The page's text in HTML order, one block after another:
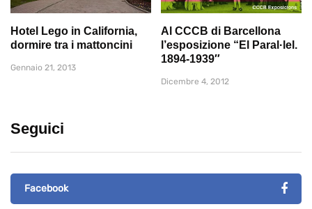
Hotel Lego in California,
dormire tra i mattoncini
Gennaio 21, 2013
Al CCCB di Barcellona
l’esposizione “El Paral·lel.
1894-1939″
Dicembre 4, 2012
Seguici
Facebook